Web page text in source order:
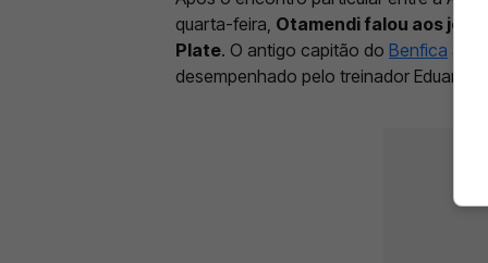
quarta-feira, Otamendi falou aos
Plate. O antigo capitão do Benfica
desempenhado pelo treinador Eduardo